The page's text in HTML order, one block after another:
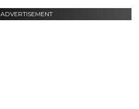
ADVERTISEMENT